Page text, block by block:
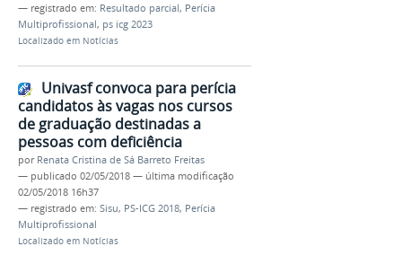
— registrado em: Resultado parcial, Perícia
Multiprofissional, ps icg 2023
Localizado em Notícias
Univasf convoca para perícia
candidatos às vagas nos cursos
de graduação destinadas a
pessoas com deficiência
por Renata Cristina de Sá Barreto Freitas
— publicado 02/05/2018 — última modificação
02/05/2018 16h37
— registrado em: Sisu, PS-ICG 2018, Perícia
Multiprofissional
Localizado em Notícias